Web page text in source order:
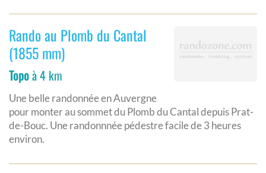
Rando au Plomb du Cantal
(1855 mm)
Topoà 4 km
Une belle randonnée en Auvergne
pour monter au sommet du Plomb du Cantal depuis Prat-
de-Bouc. Une randonnnée pédestre facile de 3 heures
environ.